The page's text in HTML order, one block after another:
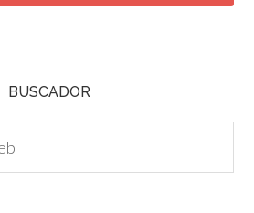
BUSCADOR